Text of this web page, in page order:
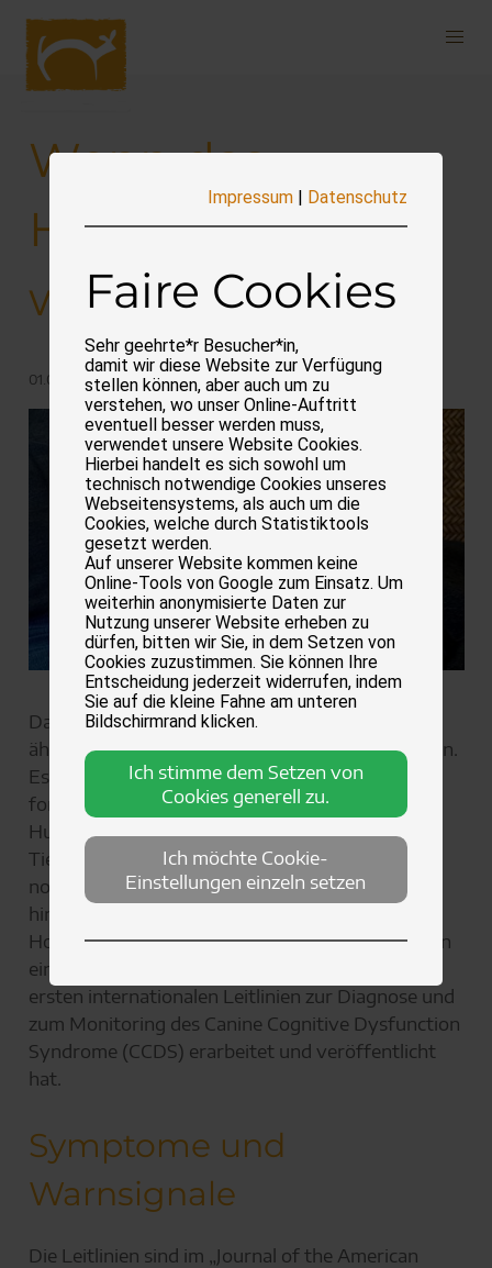
Navigation
überspringen
Wenn das
Haustier dement
wird
01.02.2026
Das „Canine kognitive Dysfunktionssyndrom“
ähnelt der Alzheimer-Erkrankung beim Menschen.
Es handelt sich dabei um eine stetig
fortschreitende Hirnerkrankung bei älteren
Hunden, deren Symptome laut der Stiftung
Tierärztliche Hochschule Hannover (TiHo) über
normale altersbedingte Veränderungen
hinausgehen. Der Leiter der Stiftung, Professor
Holger Volk, PhD, war einer von zwölf Fachleuten
eines Expertengremiums, das gemeinsam die
ersten internationalen Leitlinien zur Diagnose und
zum Monitoring des Canine Cognitive Dysfunction
Syndrome (CCDS) erarbeitet und veröffentlicht
hat.
Symptome und
Warnsignale
Die Leitlinien sind im „Journal of the American
Impressum | Datenschutz
Faire Cookies
Sehr geehrte*r Besucher*in,
damit wir diese Website zur Verfügung
stellen können, aber auch um zu
verstehen, wo unser Online-Auftritt
eventuell besser werden muss,
verwendet unsere Website Cookies.
Hierbei handelt es sich sowohl um
technisch notwendige Cookies unseres
Webseitensystems, als auch um die
Cookies, welche durch Statistiktools
gesetzt werden.
Auf unserer Website kommen keine
Online-Tools von Google zum Einsatz. Um
weiterhin anonymisierte Daten zur
Nutzung unserer Website erheben zu
dürfen, bitten wir Sie, in dem Setzen von
Cookies zuzustimmen. Sie können Ihre
Entscheidung jederzeit widerrufen, indem
Sie auf die kleine Fahne am unteren
Bildschirmrand klicken.
Ich stimme dem Setzen von
Cookies generell zu.
Ich möchte Cookie-
Einstellungen einzeln setzen